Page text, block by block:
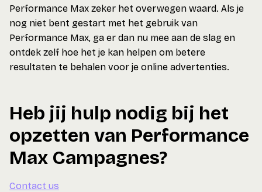
Performance Max zeker het overwegen waard. Als je
nog niet bent gestart met het gebruik van
Performance Max, ga er dan nu mee aan de slag en
ontdek zelf hoe het je kan helpen om betere
resultaten te behalen voor je online advertenties.
Heb jij hulp nodig bij het
opzetten van Performance
Max Campagnes?
Contact us